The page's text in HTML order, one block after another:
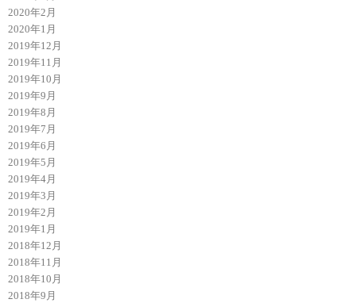
2020年2月
2020年1月
2019年12月
2019年11月
2019年10月
2019年9月
2019年8月
2019年7月
2019年6月
2019年5月
2019年4月
2019年3月
2019年2月
2019年1月
2018年12月
2018年11月
2018年10月
2018年9月